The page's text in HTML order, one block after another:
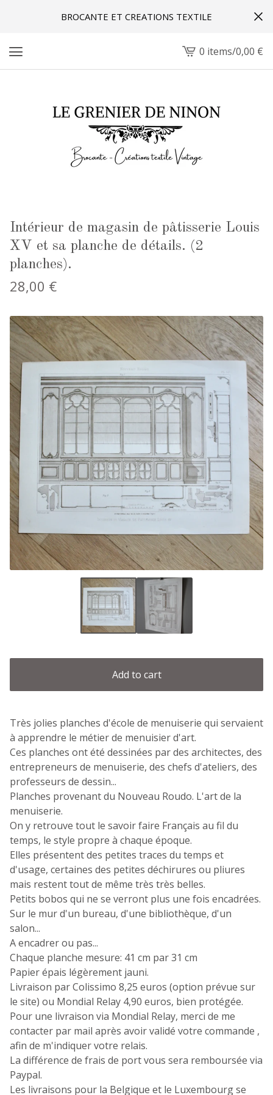
BROCANTE ET CREATIONS TEXTILE
View
cart
0 items/0,00 €
Intérieur de magasin de pâtisserie Louis
XV et sa planche de détails. (2
planches).
28,00 €
Add to cart
Très jolies planches d'école de menuiserie qui servaient
à apprendre le métier de menuisier d'art.
Ces planches ont été dessinées par des architectes, des
entrepreneurs de menuiserie, des chefs d'ateliers, des
professeurs de dessin...
Planches provenant du Nouveau Roudo. L'art de la
menuiserie.
On y retrouve tout le savoir faire Français au fil du
temps, le style propre à chaque époque.
Elles présentent des petites traces du temps et
d'usage, certaines des petites déchirures ou pliures
mais restent tout de même très très belles.
Petits bobos qui ne se verront plus une fois encadrées.
Sur le mur d'un bureau, d'une bibliothèque, d'un
salon...
A encadrer ou pas...
Chaque planche mesure: 41 cm par 31 cm
Papier épais légèrement jauni.
Livraison par Colissimo 8,25 euros (option prévue sur
le site) ou Mondial Relay 4,90 euros, bien protégée.
Pour une livraison via Mondial Relay, merci de me
contacter par mail après avoir validé votre commande ,
afin de m'indiquer votre relais.
La différence de frais de port vous sera remboursée via
Paypal.
Les livraisons pour la Belgique et le Luxembourg se